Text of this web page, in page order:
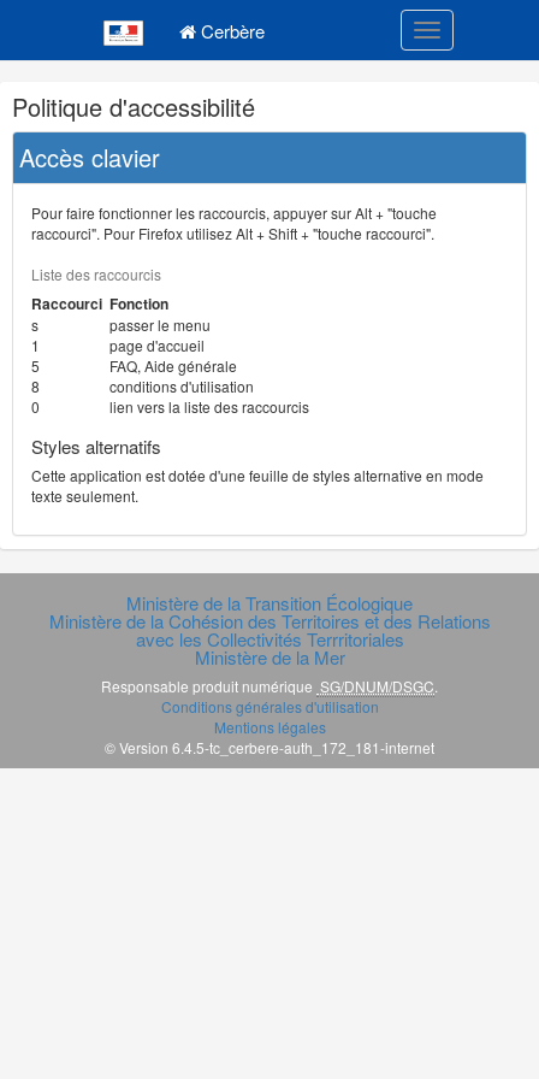
Cerbère Toggle
Navigation
et
outils
annexes
Politique d'accessibilité
Accès clavier
Pour faire fonctionner les raccourcis, appuyer sur Alt + "touche
raccourci". Pour Firefox utilisez Alt + Shift + "touche raccourci".
Liste des raccourcis
Raccourci Fonction
s
passer le menu
1
page d'accueil
5
FAQ, Aide générale
8
conditions d'utilisation
0
lien vers la liste des raccourcis
Styles alternatifs
Cette application est dotée d'une feuille de styles alternative en mode
texte seulement.
Ministère de la Transition Écologique
Ministère de la Cohésion des Territoires et des Relations
avec les Collectivités Terrritoriales
Ministère de la Mer
Responsable produit numérique SG/DNUM/DSGC
Conditions générales d'utilisation
Mentions légales
© Version 6.4.5-tc_cerbere-auth_172_181-internet